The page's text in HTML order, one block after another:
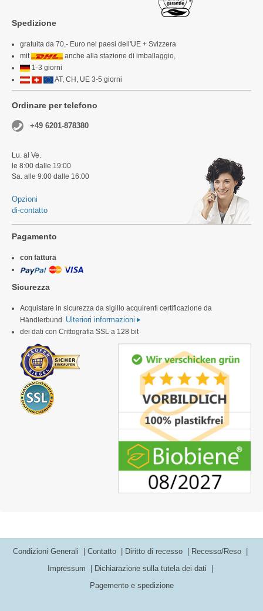
Spedizione
gratuita da 70,- Euro nei paesi dell'UE + Svizzera
mit
anche alla stazione di imballaggio,
1-3 giorni
AT, CH, UE 3-5 giorni
Ordinare per telefono
+49 6201-878380
Lu. al Ve.
le 8:00 dalle 19:00
Sa. alle 9:00 dalle 16:00
Opzioni
di-contatto
Pagamento
con fattura
Sicurezza
Acquistare in sicurezza da sigillo acquirenti certificazione da
Händlerbund. Ulteriori informazioni
dei dati con Crittografia SSL a 128 bit
Condizioni Generali Contatto Diritto di recesso
Recesso/Reso
Impressum
Dichiarazione sulla tutela dei dati
Pagemento e spedizione